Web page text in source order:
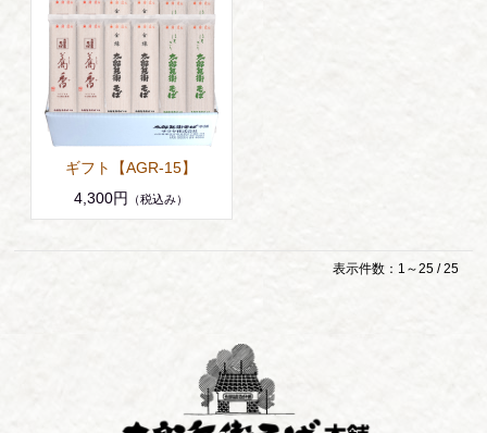
ギフト【AGR-15】
4,300円
（税込み）
表示件数：1～25 / 25